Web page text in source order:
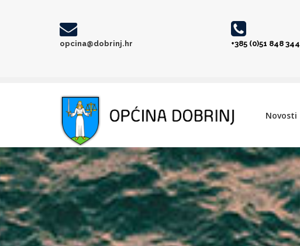
opcina@dobrinj.hr +385 (0)51 848 344
Novosti